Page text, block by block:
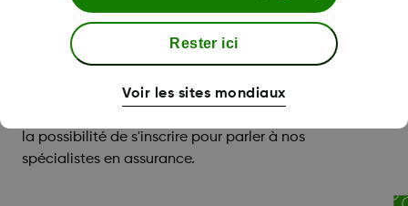
Remboursement et soutien
la possibilité de s'inscrire pour parler à nos
spécialistes en assurance.
Rester ici
Voir les sites mondiaux